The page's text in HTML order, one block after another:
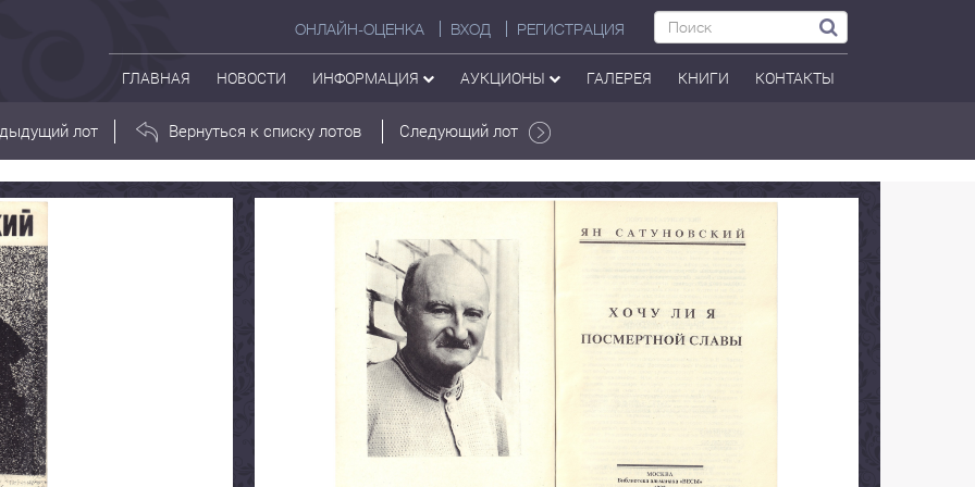
ОНЛАЙН-ОЦЕНКА ВХОД РЕГИСТРАЦИЯ
ГЛАВНАЯ НОВОСТИ ИНФОРМАЦИЯ АУКЦИОНЫ ГАЛЕРЕЯ КНИГИ КОНТАКТЫ
лот Вернуться к списку лотов Следующий лот